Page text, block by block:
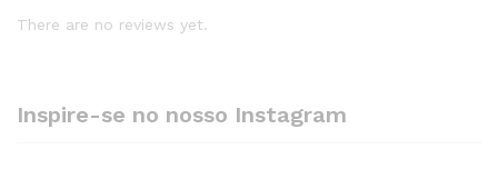
There are no reviews yet.
Inspire-se no nosso Instagram